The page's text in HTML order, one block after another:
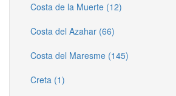
Costa de la Muerte (12)
Costa del Azahar (66)
Costa del Maresme (145)
Creta (1)